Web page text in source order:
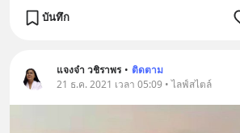
บันทึก
แจงจ๋า วชิราพร • ติดตาม
21 ธ.ค. 2021 เวลา 05:09 • ไลฟ์สไตล์